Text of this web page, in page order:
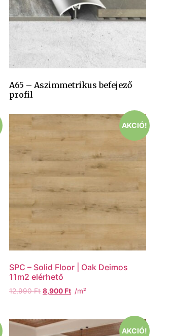
A65 – Aszimmetrikus befejező
profil
AKCIÓ!
SPC – Solid Floor | Oak Deimos
11m2 elérhető
12,990Ft 8,900Ft /m²
AKCIÓ!